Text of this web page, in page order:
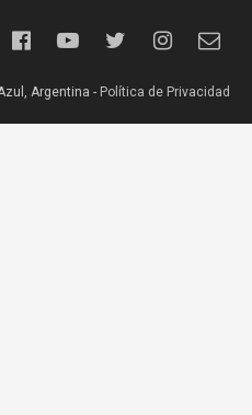
Argentina - Política de Privacidad